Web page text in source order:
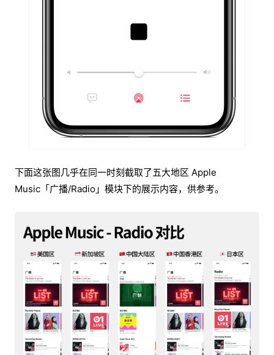
下面这张图几乎在同一时刻截取了五大地区 Apple
Music「广播/Radio」模块下的展示内容，供参考。